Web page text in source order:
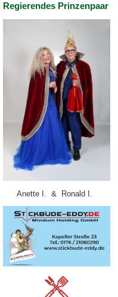
Regierendes Prinzenpaar
Anette I. & Ronald I.